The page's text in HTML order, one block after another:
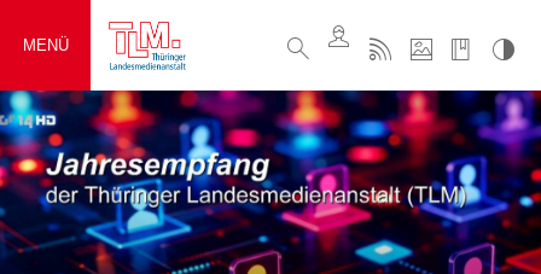
MENÜ